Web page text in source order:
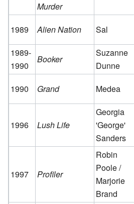
Murder
1989 Alien Nation Sal
1989-
1990
Booker
Suzanne
Dunne
1990
Grand Medea
1996 Lush Life
Georgia
'George'
Sanders
1997 Profiler
Robin
Poole /
Marjorie
Brand